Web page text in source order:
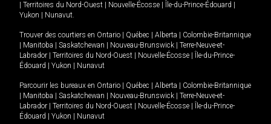
Territoires du Nord-Ouest Nouvelle-Écosse Île-du-Prince-Édouard
Yukon
Nunavut.
Trouver des courtiers en Ontario Québec Alberta
Colombie-Britannique
Manitoba Saskatchewan Nouveau-Brunswick
Terre-Neuve-et-
Labrador
Territoires du Nord-Ouest Nouvelle-Écosse
Île-du-Prince-
Édouard
Yukon Nunavut
Parcourir les bureaux en Ontario Québec Alberta
Colombie-Britannique
Manitoba Saskatchewan Nouveau-Brunswick
Terre-Neuve-et-
Labrador
Territoires du Nord-Ouest Nouvelle-Écosse
Île-du-Prince-
Édouard
Yukon Nunavut